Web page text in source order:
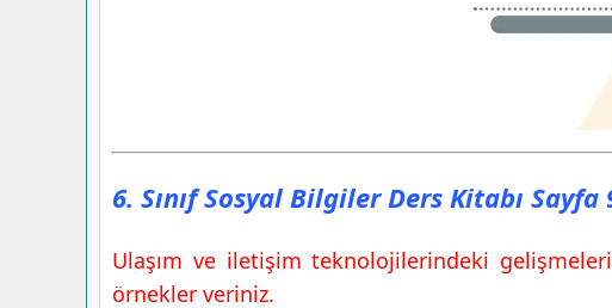
6. Sınıf Sosyal Bilgiler Ders Kitabı Sayfa
Ulaşım ve iletişim teknolojilerindeki
örnekler veriniz.